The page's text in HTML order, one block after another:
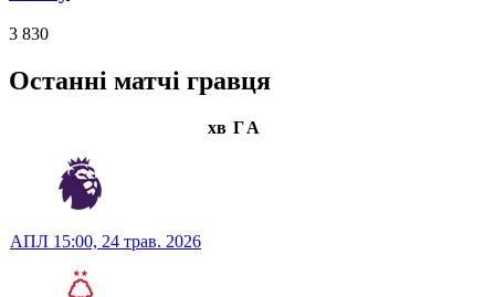
3 830
Останні матчі гравця
хв ГА
АПЛ 15:00, 24 трав. 2026